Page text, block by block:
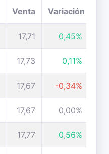
Venta Variación
17,71 0,45%
17,73 0,11%
17,67 -0,34%
17,67 0,00%
17,77 0,56%